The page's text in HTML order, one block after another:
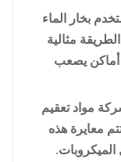
بخار الماء
مثالية
أماكن يصعب
مواد تعقيم
معايرة هذه
الميكروبات.